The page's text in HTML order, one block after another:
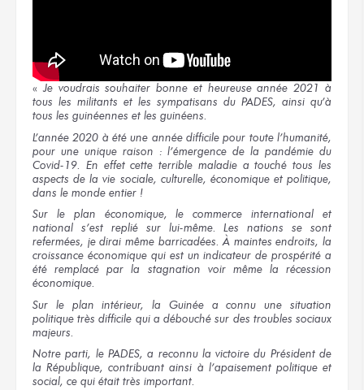
«Je voudrais souhaiter bonne et heureuse année 2021 à
tous les militants et les sympatisans du PADES, ainsi qu’à
tous les guinéennes et les guinéens.
L’année 2020 à été une année difficile pour toute l’humanité,
pour une unique raison : l’émergence de la pandémie du
Covid-19. En effet cette terrible maladie a touché tous les
aspects de la vie sociale, culturelle, économique et politique,
dans le monde entier !
Sur le plan économique, le commerce international et
national s’est replié sur lui-même. Les nations se sont
refermées, je dirai même barricadées. À maintes endroits, la
croissance économique qui est un indicateur de prospérité a
été remplacé par la stagnation voir même la récession
économique.
Sur le plan intérieur, la Guinée a connu une situation
politique très difficile qui a débouché sur des troubles sociaux
majeurs.
Notre parti, le PADES, a reconnu la victoire du Président de
la République, contribuant ainsi à l’apaisement politique et
social, ce qui était très important.